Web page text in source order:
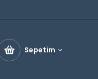
Sepetim